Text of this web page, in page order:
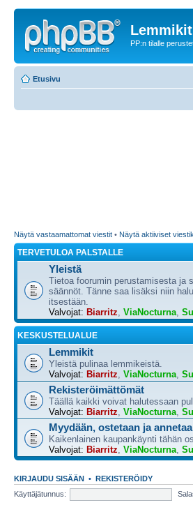
Lemmikit
PP:n tilalle
Etusivu
Näytä vastaamattomat viestit • Näytä aktiiviset
TERVETULOA PALSTALLE
Yleistä
Tietoa foorumin perustamisesta ja
säännöt. Tänne saa lisäksi niin
itsestään.
Valvojat: Biarritz, ViaNocturna,
KESKUSTELUALUE
Lemmikit
Yleistä pulinaa lemmikeistä.
Valvojat: Biarritz, ViaNocturna,
Rekisteröimättömät
Täällä kaikki voivat halutessaan
Valvojat: Biarritz, ViaNocturna,
Myydään, ostetaan ja
Kaikenlainen kaupankäynti tähän
Valvojat: Biarritz, ViaNocturna,
KIRJAUDU SISÄÄN • REKISTERÖIDY
Käyttäjätunnus: